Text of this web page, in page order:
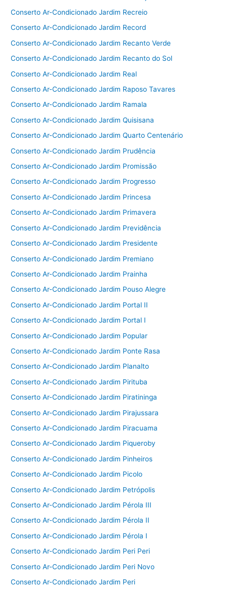
Conserto Ar-Condicionado Jardim Recreio
Conserto Ar-Condicionado Jardim Record
Conserto Ar-Condicionado Jardim Recanto Verde
Conserto Ar-Condicionado Jardim Recanto do Sol
Conserto Ar-Condicionado Jardim Real
Conserto Ar-Condicionado Jardim Raposo Tavares
Conserto Ar-Condicionado Jardim Ramala
Conserto Ar-Condicionado Jardim Quisisana
Conserto Ar-Condicionado Jardim Quarto Centenário
Conserto Ar-Condicionado Jardim Prudência
Conserto Ar-Condicionado Jardim Promissão
Conserto Ar-Condicionado Jardim Progresso
Conserto Ar-Condicionado Jardim Princesa
Conserto Ar-Condicionado Jardim Primavera
Conserto Ar-Condicionado Jardim Previdência
Conserto Ar-Condicionado Jardim Presidente
Conserto Ar-Condicionado Jardim Premiano
Conserto Ar-Condicionado Jardim Prainha
Conserto Ar-Condicionado Jardim Pouso Alegre
Conserto Ar-Condicionado Jardim Portal II
Conserto Ar-Condicionado Jardim Portal I
Conserto Ar-Condicionado Jardim Popular
Conserto Ar-Condicionado Jardim Ponte Rasa
Conserto Ar-Condicionado Jardim Planalto
Conserto Ar-Condicionado Jardim Pirituba
Conserto Ar-Condicionado Jardim Piratininga
Conserto Ar-Condicionado Jardim Pirajussara
Conserto Ar-Condicionado Jardim Piracuama
Conserto Ar-Condicionado Jardim Piqueroby
Conserto Ar-Condicionado Jardim Pinheiros
Conserto Ar-Condicionado Jardim Picolo
Conserto Ar-Condicionado Jardim Petrópolis
Conserto Ar-Condicionado Jardim Pérola III
Conserto Ar-Condicionado Jardim Pérola II
Conserto Ar-Condicionado Jardim Pérola I
Conserto Ar-Condicionado Jardim Peri Peri
Conserto Ar-Condicionado Jardim Peri Novo
Conserto Ar-Condicionado Jardim Peri